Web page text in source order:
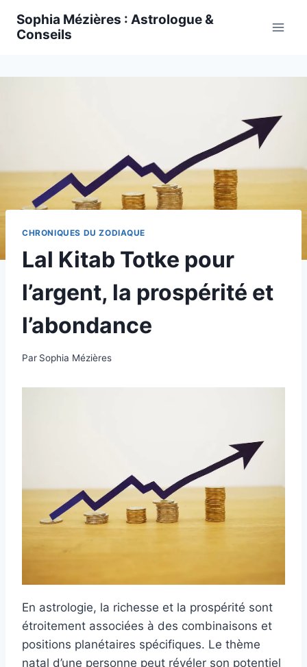
Sophia Mézières : Astrologue &
Conseils
CHRONIQUES DU ZODIAQUE
Lal Kitab Totke pour
l’argent, la prospérité et
l’abondance
Par Sophia Mézières
En astrologie, la richesse et la prospérité sont
étroitement associées à des combinaisons et
positions planétaires spécifiques. Le thème
natal d’une personne peut révéler son potentiel